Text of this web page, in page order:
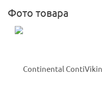
Фото товара